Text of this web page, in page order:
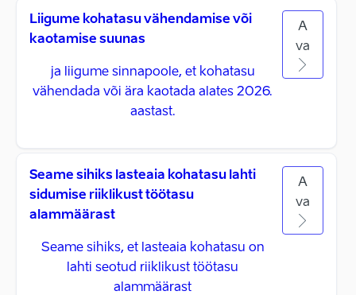
Liigume kohatasu vähendamise või
kaotamise suunas
ja liigume sinnapoole, et kohatasu
vähendada või ära kaotada alates 2026.
aastast.
A
va
Seame sihiks lasteaia kohatasu lahti
sidumise riiklikust töötasu
alammäärast
Seame sihiks, et lasteaia kohatasu on
lahti seotud riiklikust töötasu
alammäärast
A
va